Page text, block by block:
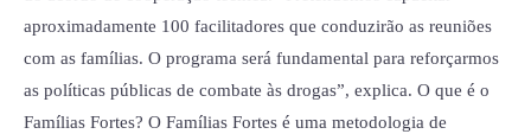
aproximadamente 100 facilitadores que conduzirão as reuniões
com as famílias. O programa será fundamental para reforçarmos
as políticas públicas de combate às drogas”, explica. O que é o
Famílias Fortes? O Famílias Fortes é uma metodologia de